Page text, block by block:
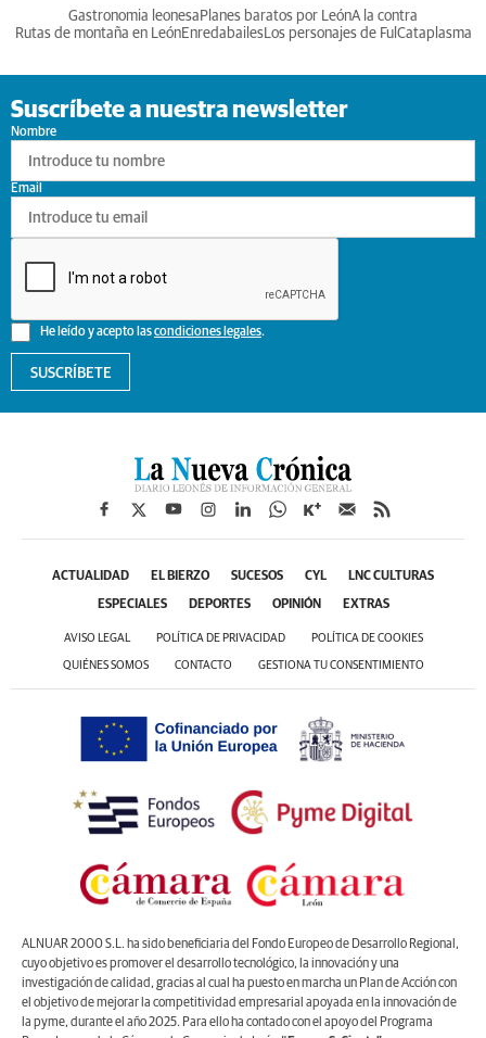
Gastronomia leonesa Planes baratos por LeónA la contra
Rutas de montaña en LeónEnredabailesLos personajes de Ful Cataplasma
Suscríbete a nuestra newsletter
Nombre
He leído y acepto lascondiciones legales.
Email
SUSCRÍBETE
ACTUALIDAD EL BIERZO SUCESOS CYL LNC CULTURAS
ESPECIALES DEPORTES OPINIÓN EXTRAS
AVISO LEGAL POLÍTICA DE PRIVACIDAD POLÍTICA DE COOKIES
QUIÉNES SOMOS CONTACTO GESTIONA TU CONSENTIMIENTO
ALNUAR 2000 S.L. ha sido beneficiaria del Fondo Europeo de Desarrollo Regional,
cuyo objetivo es promover el desarrollo tecnológico, la innovación y una
investigación de calidad, gracias al cual ha puesto en marcha un Plan de Acción con
el objetivo de mejorar la competitividad empresarial apoyada en la innovación de
la pyme, durante el año 2025. Para ello ha contado con el apoyo del Programa